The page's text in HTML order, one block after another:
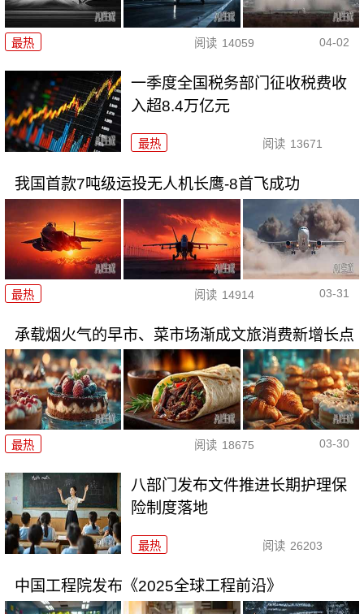
最热 阅读 14059 04-02
一季度全国税务部门征收税费收
入超8.4万亿元
最热 阅读 13671
我国首款7吨级运投无人机长鹰-8首飞成功
最热 阅读 14914 03-31
承载烟火气的早市、菜市场渐成文旅消费新增长点
最热 阅读 18675 03-30
八部门发布文件推进长期护理保
险制度落地
最热 阅读 26203
中国工程院发布《2025全球工程前沿》